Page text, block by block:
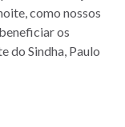
como nossos
os
do Sindha, Paulo